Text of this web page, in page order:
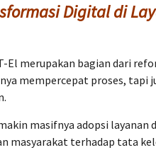
Digital di
El merupakan bagian dari
mempercepat proses, tapi
masifnya adopsi
masyarakat terhadap tata